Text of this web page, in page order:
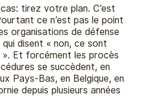
tirez votre plan. C’est
ce n’est pas le point
organisations de défense
disent « non, ce sont
». Et forcément les procès
se succèdent, en
Pays-Bas, en Belgique, en
depuis plusieurs années